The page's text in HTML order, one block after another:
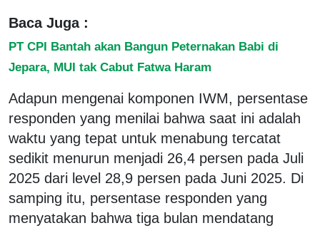
Baca Juga :
PT CPI Bantah akan Bangun Peternakan Babi di
Jepara, MUI tak Cabut Fatwa Haram
Adapun mengenai komponen IWM, persentase
responden yang menilai bahwa saat ini adalah
waktu yang tepat untuk menabung tercatat
sedikit menurun menjadi 26,4 persen pada Juli
2025 dari level 28,9 persen pada Juni 2025. Di
samping itu, persentase responden yang
menyatakan bahwa tiga bulan mendatang